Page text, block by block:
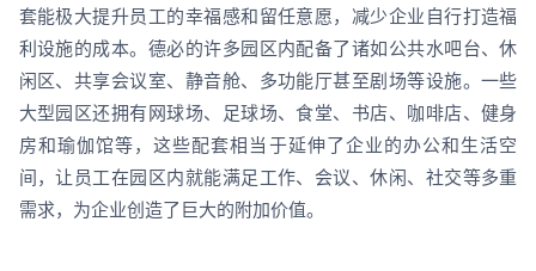
套能极大提升员工的幸福感和留任意愿，减少企业自行打造福
利设施的成本。德必的许多园区内配备了诸如公共水吧台、休
闲区、共享会议室、静音舱、多功能厅甚至剧场等设施。一些
大型园区还拥有网球场、足球场、食堂、书店、咖啡店、健身
房和瑜伽馆等，这些配套相当于延伸了企业的办公和生活空
间，让员工在园区内就能满足工作、会议、休闲、社交等多重
需求，为企业创造了巨大的附加价值。